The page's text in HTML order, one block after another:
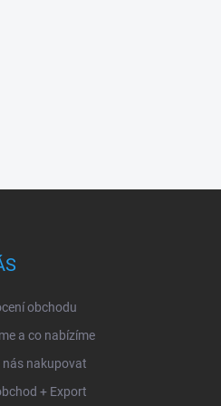
obchodu
a co nabízíme
nás nakupovat
+ Export